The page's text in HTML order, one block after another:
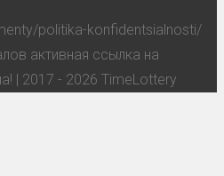
politika-konfidentsialnosti/
активная ссылка на
| 2017 - 2026 TimeLottery